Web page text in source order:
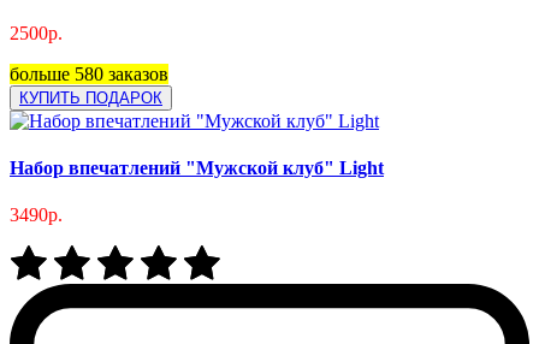
2500р.
больше 580 заказов
КУПИТЬ ПОДАРОК
Набор впечатлений "Мужской клуб" Light
3490р.